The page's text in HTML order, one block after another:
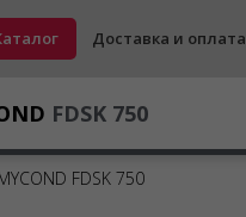
Доставка и оплата
FDSK 750
FDSK 750